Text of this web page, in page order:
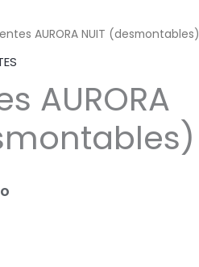
AURORA NUIT (desmontables)
AURORA